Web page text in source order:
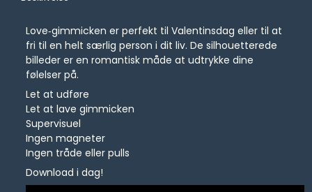
Love‑gimmicken er perfekt til Valentinsdag eller til at
fri til en helt særlig person i dit liv. De silhouetterede
billeder er en romantisk måde at udtrykke dine
følelser på.
Let at udføre
Let at lave gimmicken
Supervisuel
Ingen magneter
Ingen tråde eller pulls
Download i dag!